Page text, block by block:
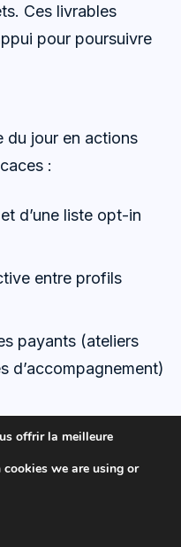
Ces livrables
pour poursuivre
du jour en actions
:
d’une liste opt-in
entre profils
payants (ateliers
d’accompagnement)
de suivi à 6–8
exige de démontrer
qualifiés,
offrir la meilleure
we are using or